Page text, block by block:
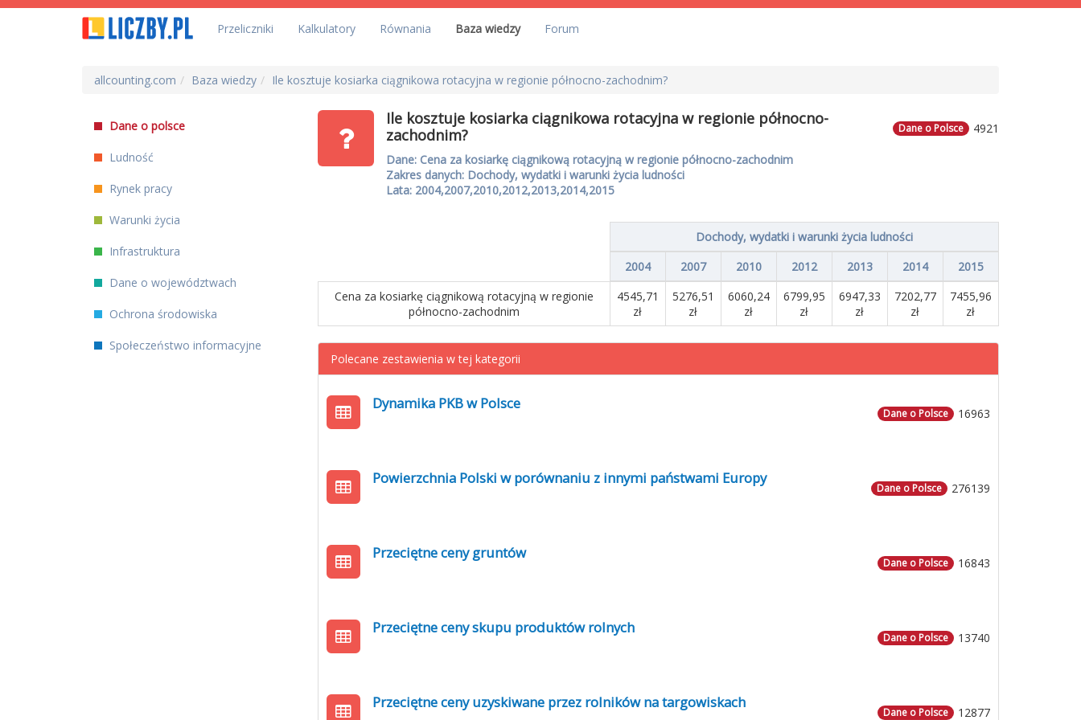
Przeliczniki Kalkulatory Równania Baza wiedzy Forum
allcounting.com Baza wiedzy Ile kosztuje kosiarka ciągnikowa rotacyjna w regionie północno-zachodnim?
Dane o polsce
Ludność
Rynek pracy
Warunki życia
Infrastruktura
Dane o województwach
Ochrona środowiska
Społeczeństwo informacyjne
4921
Dane o Polsce
Ile kosztuje kosiarka ciągnikowa rotacyjna w regionie północno-
zachodnim?
Dane: Cena za kosiarkę ciągnikową rotacyjną w regionie północno-zachodnim
Zakres danych: Dochody, wydatki i warunki życia ludności
Lata: 2004,2007,2010,2012,2013,2014,2015
Dochody, wydatki i warunki życia ludności
2004
2007 2010 2012 2013 2014
2015
Cena za kosiarkę ciągnikową rotacyjną w regionie
północno-zachodnim
4545,71
zł
5276,51
zł
6060,24
zł
6799,95
zł
6947,33
zł
7202,77
zł
7455,96
zł
Polecane zestawienia w tej kategorii
16963
Dane o Polsce
Dynamika PKB w Polsce
276139
Dane o Polsce
Powierzchnia Polski w porównaniu z innymi państwami Europy
16843
Dane o Polsce
Przeciętne ceny gruntów
13740
Dane o Polsce
Przeciętne ceny skupu produktów rolnych
12877
Dane o Polsce
Przeciętne ceny uzyskiwane przez rolników na targowiskach